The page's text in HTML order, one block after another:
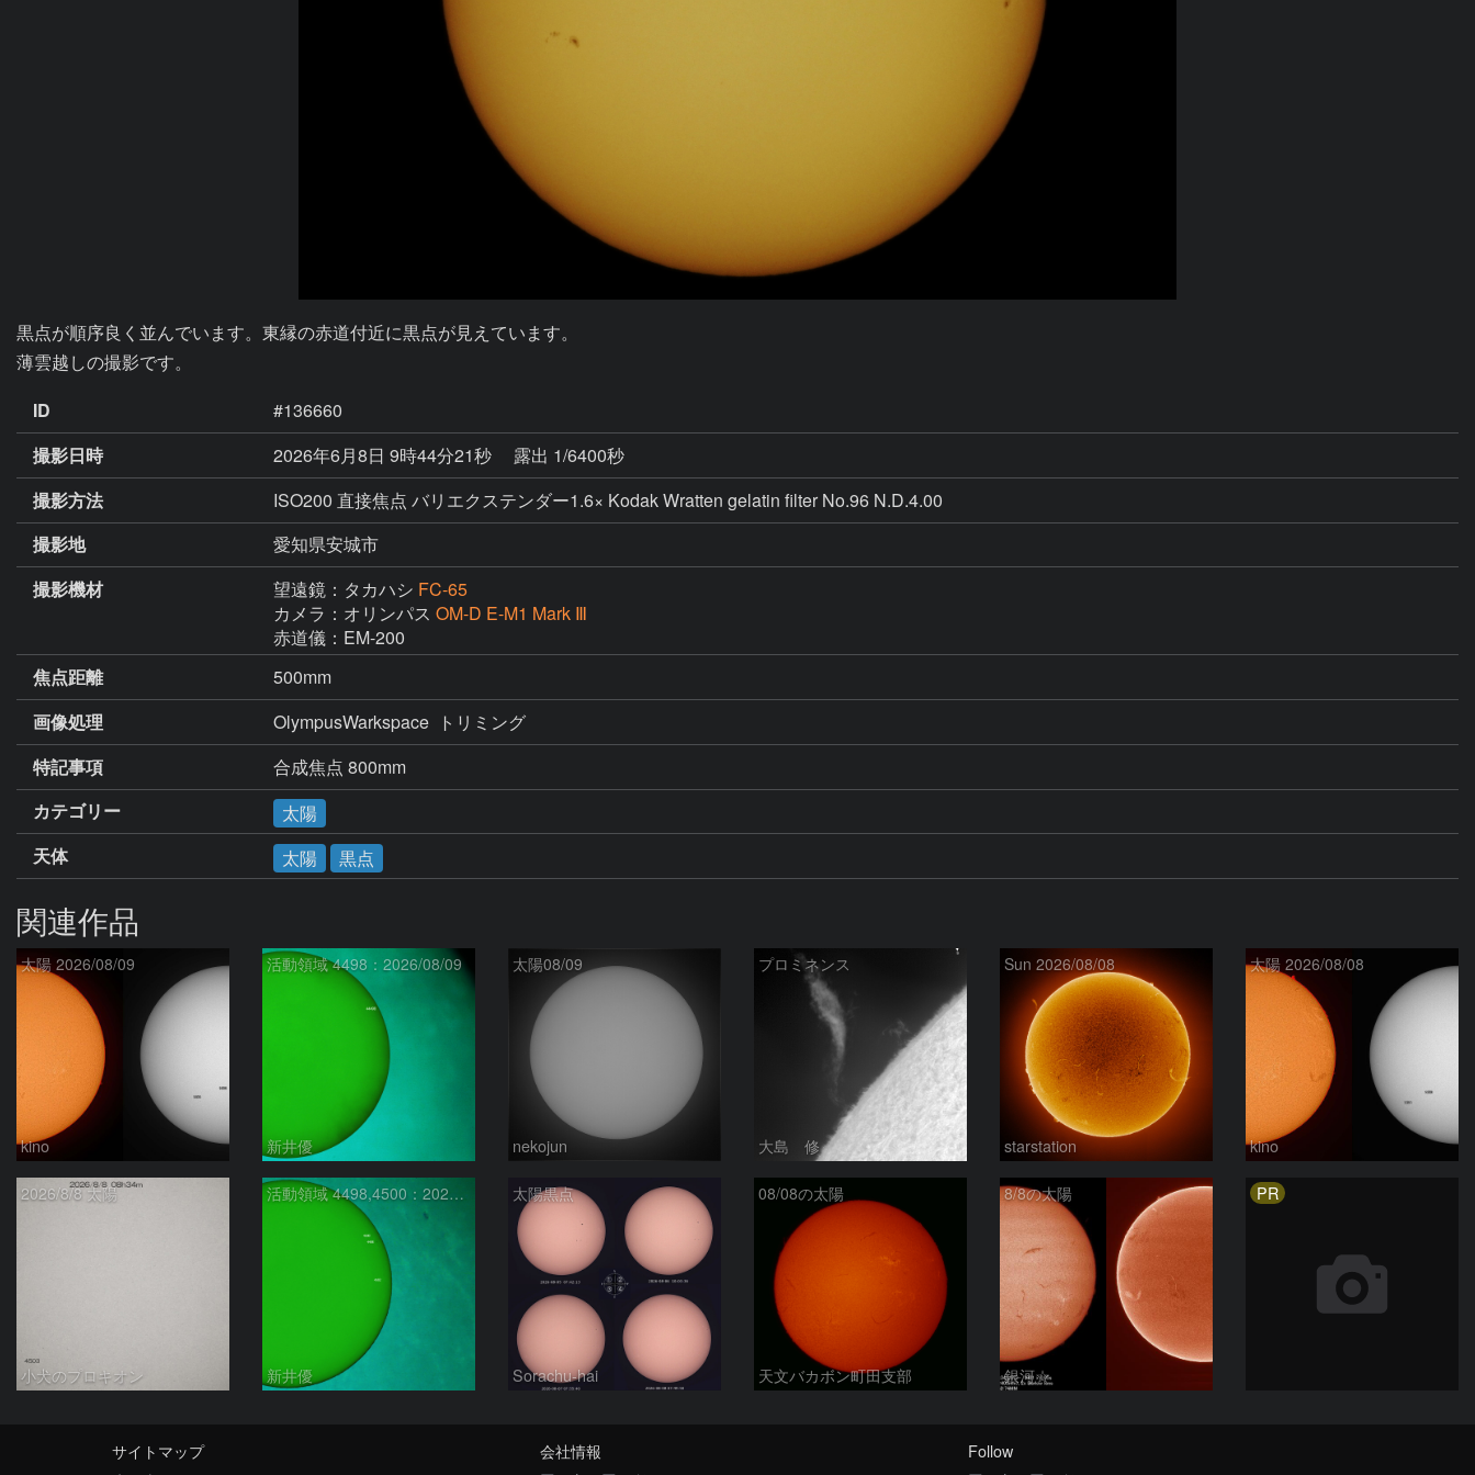
黒点が順序良く並んでいます。東縁の赤道付近に黒点が見えています。
薄雲越しの撮影です。
ID
#136660
撮影日時
2026年6月8日 9時44分21秒
露出 1/6400秒
撮影方法
ISO200 直接焦点 バリエクステンダー1.6× Kodak Wratten gelatin filter No.96 N.D.4.00
撮影地
愛知県安城市
撮影機材
望遠鏡：タカハシ FC-65
カメラ：オリンパス OM-D E-M1 Mark Ⅲ
赤道儀：EM-200
焦点距離
500mm
画像処理
OlympusWarkspace  トリミング
特記事項
合成焦点 800mm
カテゴリー
太陽
天体
太陽 黒点
関連作品
太陽 2026/08/09
kino
活動領域 4498：2026/08/09
新井優
太陽08/09
nekojun
プロミネンス
大島 修
Sun 2026/08/08
starstation
太陽 2026/08/08
kino
2026/8/8 太陽
小犬のプロキオン
活動領域 4498,4500：2026/08/08
新井優
太陽黒点
Sorachu-hai
08/08の太陽
天文バカボン町田支部
8/8の太陽
銀河☆
PR
サイトマップ
会社情報
Follow